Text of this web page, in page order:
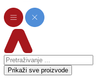
Prikaži sve proizvode